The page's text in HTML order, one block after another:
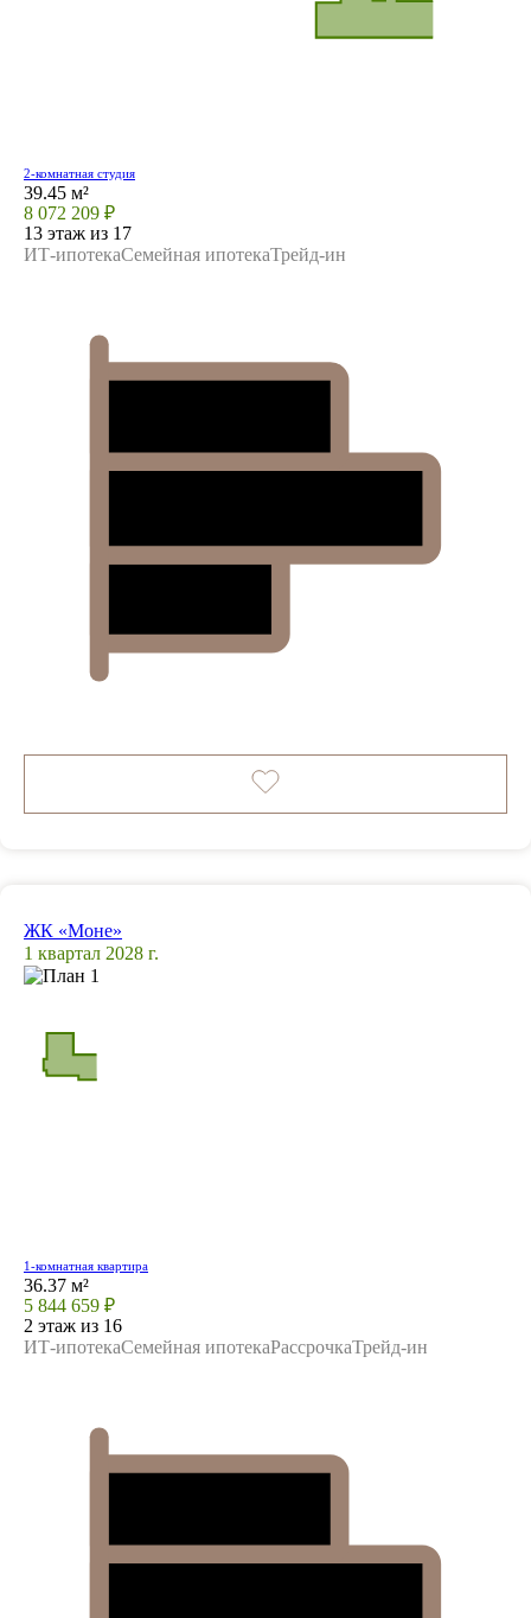
2-комнатная студия
39.45 м²
8 072 209 ₽
13 этаж из 17
ИТ-ипотекаСемейная ипотекаТрейд-ин
ЖК «Моне»
1 квартал 2028 г.
1-комнатная квартира
36.37 м²
5 844 659 ₽
2 этаж из 16
ИТ-ипотекаСемейная ипотекаРассрочкаТрейд-ин